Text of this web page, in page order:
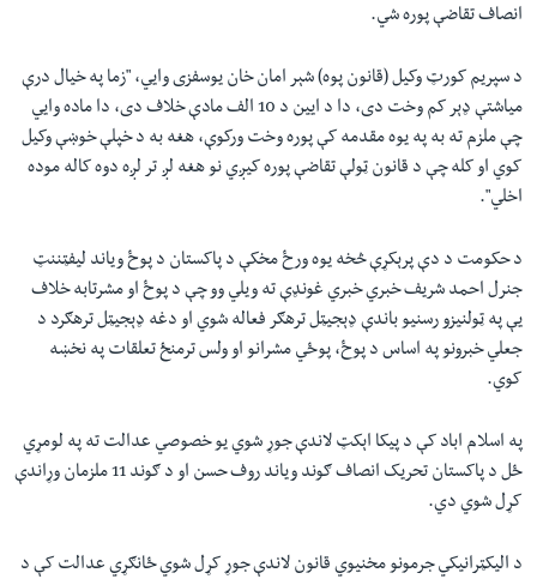
انصاف تقاضې پوره شي.
د سپريم کورټ وکیل (قانون پوه) شېر امان خان يوسفزی وايي، "زما په خيال درې
مياشتې ډېر کم وخت دی، دا د ايين د 10 الف مادې خلاف دی، دا ماده وايي
چې ملزم ته به په يوه مقدمه کې پوره وخت ورکوې، هغه به د خپلې خوښې وکيل
کوي او کله چې د قانون ټولې تقاضې پوره کيږي نو هغه لږ تر لږه دوه کاله موده
اخلي".
د حکومت د دې پرېکړې څخه يوه ورځ مخکې د پاکستان د پوځ وياند ليفټننټ
جنرل احمد شريف خبري خبري غونډې ته ويلي وو چې د پوځ او مشرتابه خلاف
یې په ټولنيزو رسنيو باندې ډېجيټل ترهګر فعاله شوي او دغه ډېجيټل ترهګرد د
جعلي خبرونو په اساس د پوځ، پوځي مشرانو او ولس ترمنځ تعلقات په نخښه
کوي.
په اسلام اباد کې د پيکا اېکټ لاندې جوړ شوي يو خصوصي عدالت ته په لومړي
ځل د پاکستان تحریک انصاف ګوند وياند روف حسن او د ګوند 11 ملزمان وړاندې
کړل شوي دي.
د اليکټرانيکي جرمونو مخنیوي قانون لاندې جوړ کړل شوي ځانګړي عدالت کې د